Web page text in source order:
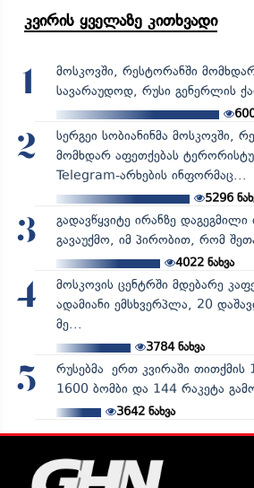
კვირის ყველაზე კითხვადი
1
მოსკოვში, რესტორანში
სავარაუდოდ, რუსი გენერლის
2
სერგეი სობიანინმა მოსკოვში,
მომხდარ აფეთქებას
Telegram-არხების ინფორმაც...
5296
3
გადავწყვიტე ირანზე დაგეგმილი
გავაუქმო, იმ პირობით, რომ
4022ნახვა
4
მოსკოვის ცენტრში მდებარე
ადამიანი ემსხვერპლა, 20
მე...
3784ნახვა
5
რუსებმა ერთ კვირაში
1600 ბომბი და 144 რაკეტა
3642ნახვა